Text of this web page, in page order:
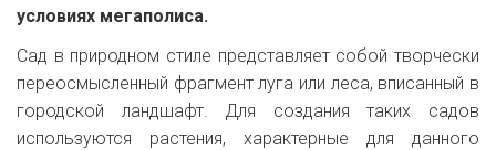
условиях мегаполиса.
Сад в природном стиле представляет собой творчески
переосмысленный фрагмент луга или леса, вписанный в
городской ландшафт. Для создания таких садов
используются растения, характерные для данного